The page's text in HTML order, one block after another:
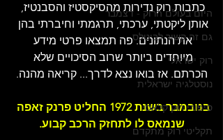
היום בעולם הרוק - דצמבר
גם זה קשור לביטלס
רוק ישראלי
נוסטלגיה ישראלית
סיפורי רוק קלאסי
תקליטי רוק מתקדם
כתבות רוק נדירות מהסיקסטיז והסבנטיז,
אותן ליקטתי, ערכתי, תרגמתי וחיברתי בהן
את הנתונים. פה תמצאו פרטי מידע
מיוחדים ביותר שרוב הסיכויים שלא
הכרתם. אז בואו נצא לדרך... קריאה מהנה.
בנובמבר בשנת 1972 החליט פרנק זאפה
שנמאס לו לתחזק הרכב קבוע.